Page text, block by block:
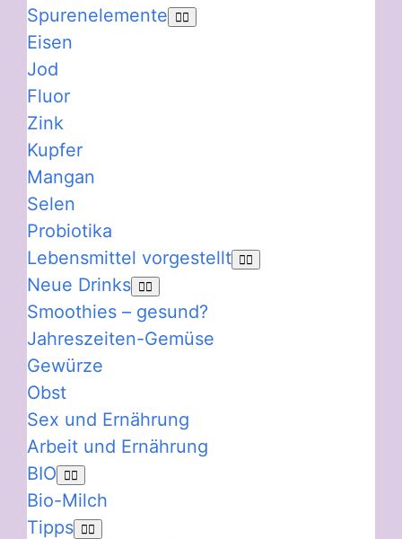
Spurenelemente
Eisen
Jod
Fluor
Zink
Kupfer
Mangan
Selen
Probiotika
Lebensmittel vorgestellt
Neue Drinks
Smoothies – gesund?
Jahreszeiten-Gemüse
Gewürze
Obst
Sex und Ernährung
Arbeit und Ernährung
BIO
Bio-Milch
Tipps